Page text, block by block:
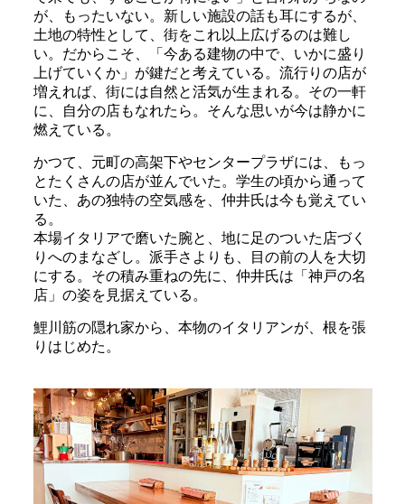
が、もったいない。新しい施設の話も耳にするが、
土地の特性として、街をこれ以上広げるのは難し
い。だからこそ、「今ある建物の中で、いかに盛り
上げていくか」が鍵だと考えている。流行りの店が
増えれば、街には自然と活気が生まれる。その一軒
に、自分の店もなれたら。そんな思いが今は静かに
燃えている。
かつて、元町の高架下やセンタープラザには、もっ
とたくさんの店が並んでいた。学生の頃から通って
いた、あの独特の空気感を、仲井氏は今も覚えてい
る。
本場イタリアで磨いた腕と、地に足のついた店づく
りへのまなざし。派手さよりも、目の前の人を大切
にする。その積み重ねの先に、仲井氏は「神戸の名
店」の姿を見据えている。
鯉川筋の隠れ家から、本物のイタリアンが、根を張
りはじめた。